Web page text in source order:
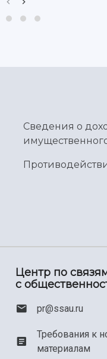
Сведения о
Центр по
с
pr@ssau.ru
Требования к
материалам